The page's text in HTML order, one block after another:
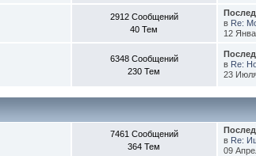
2912 Сообщений
40 Тем
в Re:
12
6348 Сообщений
230 Тем
в Re:
23
7461 Сообщений
364 Тем
в Re:
09